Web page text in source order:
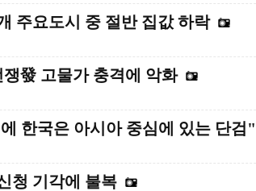
주요도시 중 절반 집값 하락
發 고물가 충격에 악화
한국은 아시아 중심에 있는 단검"
청 기각에 불복